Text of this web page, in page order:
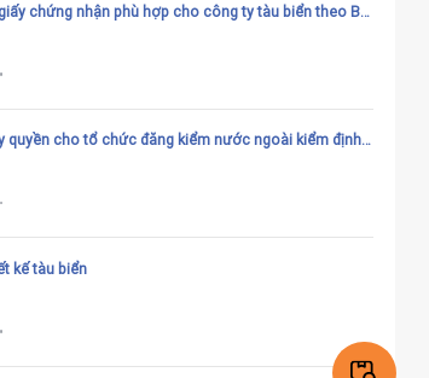
chứng nhận phù hợp cho công ty tàu biển theo Bộ
quyền cho tổ chức đăng kiểm nước ngoài kiểm định,
kế tàu biển